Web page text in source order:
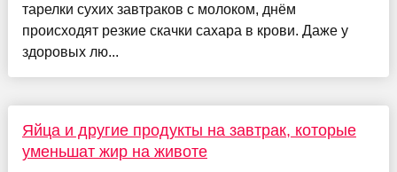
тарелки сухих завтраков с молоком, днём
происходят резкие скачки сахара в крови. Даже у
здоровых лю...
Яйца и другие продукты на завтрак, которые
уменьшат жир на животе